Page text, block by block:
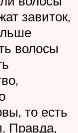
завиток,
волосы
то есть
Правда,